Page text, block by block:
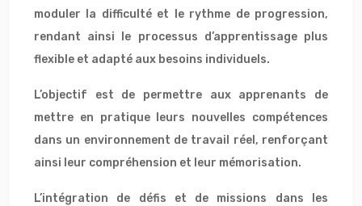
moduler la difficulté et le rythme de progression,
rendant ainsi le processus d’apprentissage plus
flexible et adapté aux besoins individuels.
L’objectif est de permettre aux apprenants de
mettre en pratique leurs nouvelles compétences
dans un environnement de travail réel, renforçant
ainsi leur compréhension et leur mémorisation.
L’intégration de défis et de missions dans les